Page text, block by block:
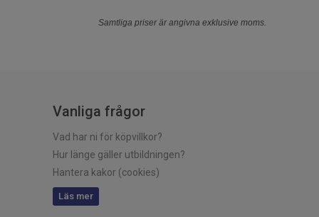
Samtliga priser är angivna exklusive moms.
Vanliga frågor
Vad har ni för köpvillkor?
Hur länge gäller utbildningen?
Hantera kakor (cookies)
Läs mer